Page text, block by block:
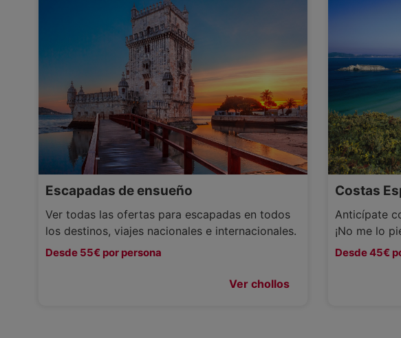
Escapadas de ensueño
Ver todas las ofertas para escapadas en todos
los destinos, viajes nacionales e internacionales.
Desde 55€ por persona
Ver chollos
Costas
Anticípate
¡No me lo
Desde 45€